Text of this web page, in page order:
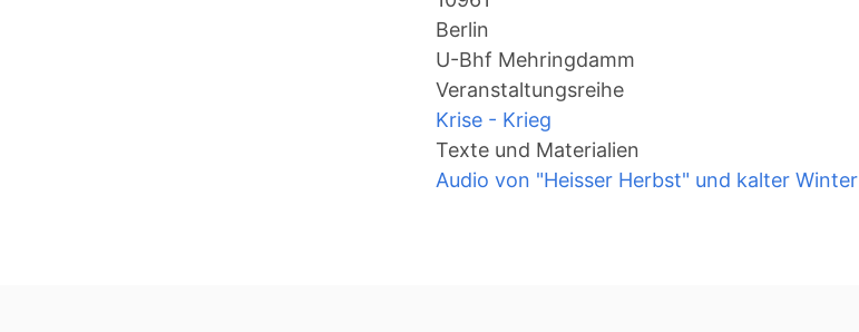
Berlin
U-Bhf Mehringdamm
Veranstaltungsreihe
Krise - Krieg
Texte und Materialien
Audio von "Heisser Herbst" und kalter Winter